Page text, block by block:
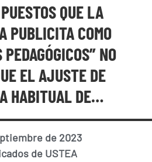
QUE LA
PUBLICITA COMO
NO
EL AJUSTE DE
HABITUAL DE…
de 2023
de USTEA